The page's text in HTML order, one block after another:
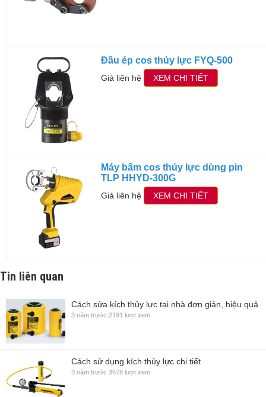
Đầu ép cos thủy lực FYQ-500
Giá liên hệ XEM CHI TIẾT
Máy bấm cos thủy lực dùng pin
TLP HHYD-300G
Giá liên hệ XEM CHI TIẾT
Tin liên quan
Cách sửa kích thủy lực tại nhà đơn giản, hiệu quả
3 năm trước 2191 lượt xem
Cách sử dụng kích thủy lực chi tiết
3 năm trước 3678 lượt xem